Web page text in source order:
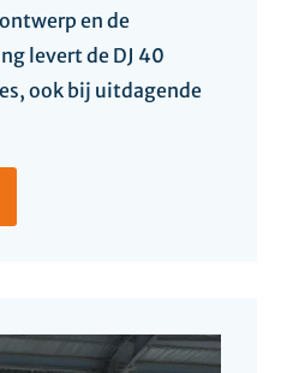
en de
levert de DJ 40
ook bij uitdagende